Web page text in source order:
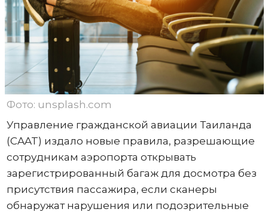
Фото: unsplash.com
Управление гражданской авиации Таиланда
(CAAT) издало новые правила, разрешающие
сотрудникам аэропорта открывать
зарегистрированный багаж для досмотра без
присутствия пассажира, если сканеры
обнаружат нарушения или подозрительные